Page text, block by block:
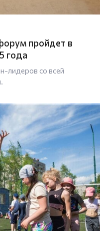
пройдет в
года
лидеров со всей